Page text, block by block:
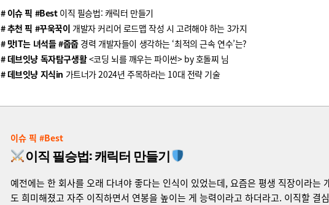
# 이슈 픽 #Best이직 필승법: 캐릭터 만들기
# 추천 픽 #꾸욱꾹이 개발자 커리어 로드맵 작성 시 고려해야 하는 3가지
# 맛IT는 녀석들 #줍줍경력 개발자들이 생각하는 ‘최적의 근속 연수’는?
# 데브잇냥 독자탐구생활<코딩 뇌를 깨우는 파이썬> by 호돌찌 님
# 데브잇냥 지식in 가트너가 2024년 주목하라는 10대 전략 기술
이슈 픽 #Best
이직 필승법: 캐릭터 만들기
예전에는 한 회사를 오래 다녀야 좋다는 인식이 있었는데, 요즘은 평생 직장이라는
도 희미해졌고 자주 이직하면서 연봉을 높이는 게 능력이라고 하더라고. 이직할 결